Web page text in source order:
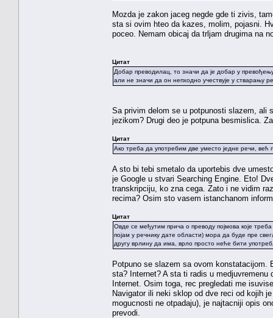
Mozda je zakon jaceg negde gde ti zivis,
sta si ovim hteo da kazes, molim, pojasni.
poceo. Nemam obicaj da trljam drugima na
Цитат
Добар преводилац, то значи да је добар у
али не значи да он непходно учествује у стварању
Sa privim delom se u potpunosti slazem, ali
jezikom? Drugi deo je potpuna besmislica.
Цитат
Ако треба да употребим две уместо једне речи,
A sto bi tebi smetalo da uportebis dve
je Google u stvari Searching Engine. Eto!
transkripciju, ko zna cega. Zato i ne vidim
recima? Osim sto vasem istanchanom
Цитат
Овде се међутим прича о преводу појмова које
појам у речнику дате области) мора да буде пре
другу врлину да има, врло просто неће бити
Potpuno se slazem sa ovom konstatacijom.
sta? Internet? A sta ti radis u
Internet. Osim toga, rec pregledati me
Navigator ili neki sklop od dve reci od kojih
mogucnosti ne otpadaju), je najtacniji opis
prevodi.